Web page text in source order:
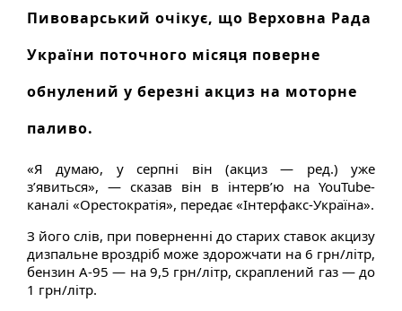
Пивоварський очікує, що Верховна Рада
України поточного місяця поверне
обнулений у березні акциз на моторне
паливо.
«Я думаю, у серпні він (акциз — ред.) уже
з’явиться», — сказав він в інтерв’ю на YouTube-
каналі «Орестократія», передає «Інтерфакс-Україна».
З його слів, при поверненні до старих ставок акцизу
дизпальне вроздріб може здорожчати на 6 грн/літр,
бензин А-95 — на 9,5 грн/літр, скраплений газ — до
1 грн/літр.